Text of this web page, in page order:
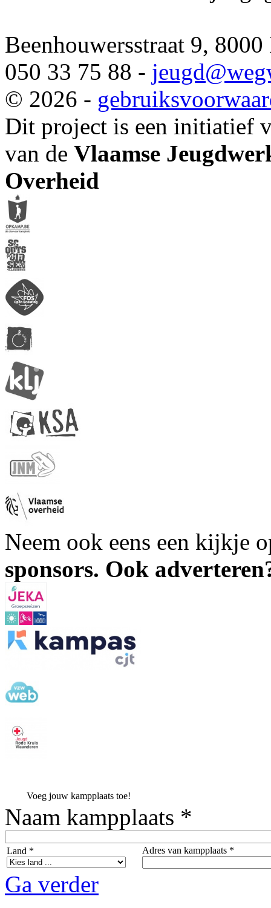
Beenhouwersstraat 9,
050 33 75 88 - jeugd
© 2026 -
Dit project is een initiatief
van de Vlaamse
Overheid
Neem ook eens een kijkje
sponsors. Ook
Voeg jouw kampplaats toe!
Naam kampplaats *
Land * Adres van kampplaats *
Ga verder